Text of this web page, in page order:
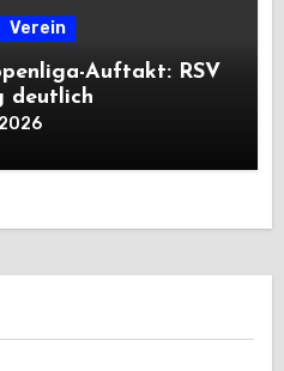
Verein
Auftakt: RSV
deutlich